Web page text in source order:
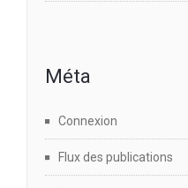
Méta
Connexion
Flux des publications